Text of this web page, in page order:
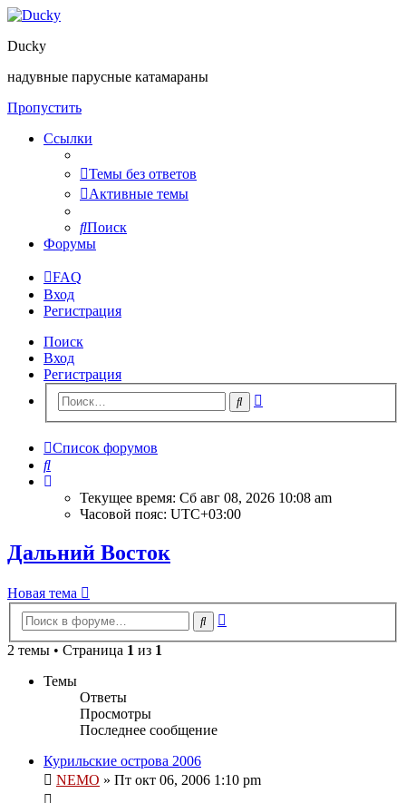
Ducky
надувные парусные катамараны
Пропустить
Ссылки
Темы без ответов
Активные темы
Поиск
Форумы
FAQ
Вход
Регистрация
Поиск
Вход
Регистрация
Поиск
Список форумов
Поиск
Текущее время: Сб авг 08, 2026 10:08 am
Часовой пояс: UTC+03:00
Дальний Восток
Новая тема
Поиск
2 темы • Страница 1 из 1
Темы
Ответы
Просмотры
Последнее сообщение
Курильские острова 2006
NEMO » Пт окт 06, 2006 1:10 pm